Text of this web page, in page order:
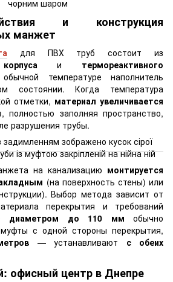
и конструкция
манжет
для ПВХ труб состоит из
и термореактивного
температуре наполнитель
состоянии. Когда температура
отметки, материал увеличивается
заполняя пространство,
разрушения трубы.
на канализацию монтируется
(на поверхность стены) или
Выбор метода зависит от
перекрытия и требований
диаметром до 110 мм обычно
муфты с одной стороны перекрытия,
— устанавливают с обеих
офисный центр в Днепре